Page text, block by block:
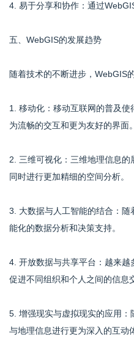
4. 易于分享和协作：通过
五、WebGIS的发展趋势
随着技术的不断进步，WebGIS
1. 移动化：移动互联网的普及
为流畅的交互和更为友好的界面。
2. 三维可视化：三维地理信息
同时进行更加精细的空间分析。
3. 大数据与人工智能的结合：
能化的数据分析和决策支持。
4. 开放数据与共享平台：越来
促进不同组织和个人之间的信息
5. 增强现实与虚拟现实的应用
与地理信息进行更为深入的互动